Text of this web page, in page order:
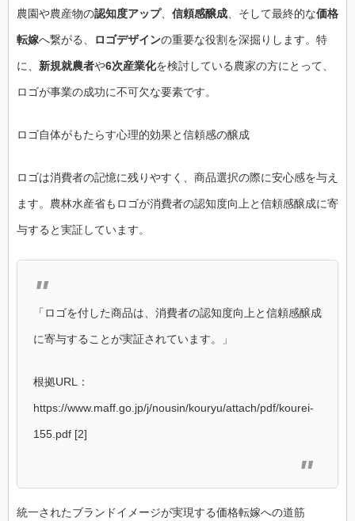
農園や農産物の認知度アップ、 信頼感醸成、そして最終的な価格
転嫁へ繋がる、 ロゴデザインの重要な役割を深掘りします。特
に、 新規就農者や6次産業化を検討している農家の方にとって、
ロゴが事業の成功に不可欠な要素です。
ロゴ自体がもたらす心理的効果と信頼感の醸成
ロゴは消費者の記憶に残りやすく、商品選択の際に安心感を与え
ます。農林水産省もロゴが消費者の認知度向上と信頼感醸成に寄
与すると実証しています。
「ロゴを付した商品は、消費者の認知度向上と信頼感醸成
に寄与することが実証されています。」
根拠URL：
https://www.maff.go.jp/j/nousin/kouryu/attach/pdf/kourei-
155.pdf [2]
統一されたブランドイメージが実現する価格転嫁への道筋